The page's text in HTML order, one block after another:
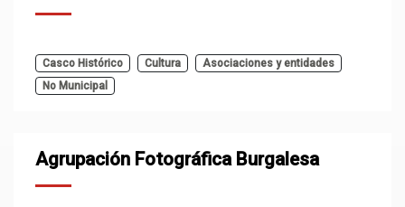
Casco Histórico Cultura
Asociaciones y entidades
No Municipal
Agrupación Fotográfica Burgalesa